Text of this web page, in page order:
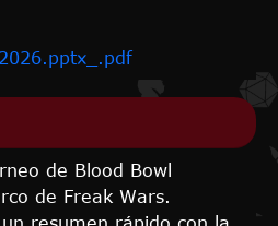
de Blood Bowl
de Freak Wars.